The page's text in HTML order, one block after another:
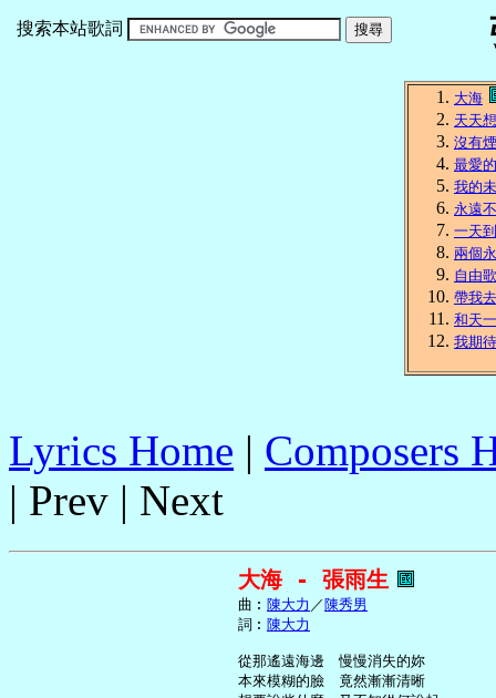
搜索本站歌詞
大海
天天
沒有
最愛
我的
永遠
一天
兩個
自由歌
帶我
和天
我期待
Lyrics Home | Composers
| Prev | Next
大海 - 張雨生
     曲︰
陳大力 ／ 陳秀男
     詞︰
陳大力
     從那遙遠海邊　慢慢消失的妳
     本來模糊的臉　竟然漸漸清晰